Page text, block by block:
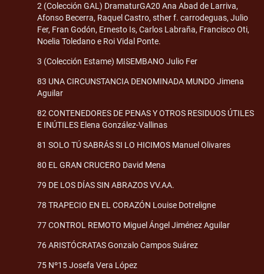
2 (Colección GAL) DramaturGA20 Ana Abad de Larriva,
Afonso Becerra, Raquel Castro, sther f. carrodeguas, Julio
Fer, Fran Godón, Ernesto Is, Carlos Labraña, Francisco Oti,
Noelia Toledano e Roi Vidal Ponte.
3 (Colección Estame) MISEMBANO Julio Fer
83 UNA CIRCUNSTANCIA DENOMINADA MUNDO Jimena
Aguilar
82 CONTENEDORES DE PENAS Y OTROS RESIDUOS ÚTILES
E INÚTILES Elena González-Vallinas
81 SOLO TÚ SABRÁS SI LO HICIMOS Manuel Olivares
80 EL GRAN CRUCERO David Mena
79 DE LOS DÍAS SIN ABRAZOS VV.AA.
78 TRAPECIO EN EL CORAZÓN Louise Dotreligne
77 CONTROL REMOTO Miguel Ángel Jiménez Aguilar
76 ARISTÓCRATAS Gonzalo Campos Suárez
75 Nº15 Josefa Vera López